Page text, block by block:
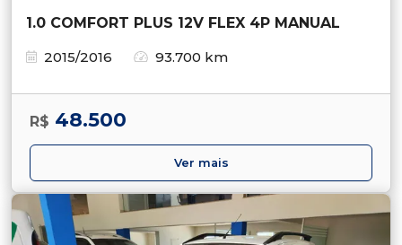
1.0 COMFORT PLUS 12V FLEX 4P MANUAL
2015/2016
93.700 km
R$ 48.500
Ver mais